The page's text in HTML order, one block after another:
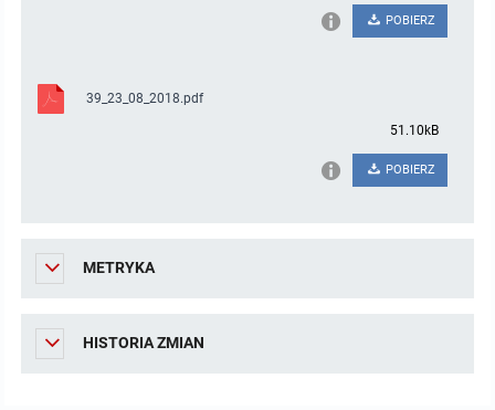
POBIERZ
39_23_08_2018.pdf
51.10kB
POBIERZ
METRYKA
HISTORIA ZMIAN